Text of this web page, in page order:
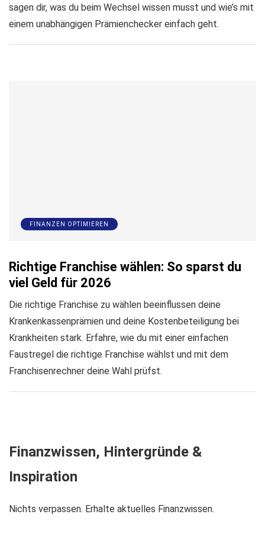
sagen dir, was du beim Wechsel wissen musst und wie’s mit
einem unabhängigen Prämienchecker einfach geht.
FINANZEN OPTIMIEREN
Richtige Franchise wählen: So sparst du
viel Geld für 2026
Die richtige Franchise zu wählen beeinflussen deine
Krankenkassenprämien und deine Kostenbeteiligung bei
Krankheiten stark. Erfahre, wie du mit einer einfachen
Faustregel die richtige Franchise wählst und mit dem
Franchisenrechner deine Wahl prüfst.
Finanzwissen, Hintergründe &
Inspiration
Nichts verpassen. Erhalte aktuelles Finanzwissen.